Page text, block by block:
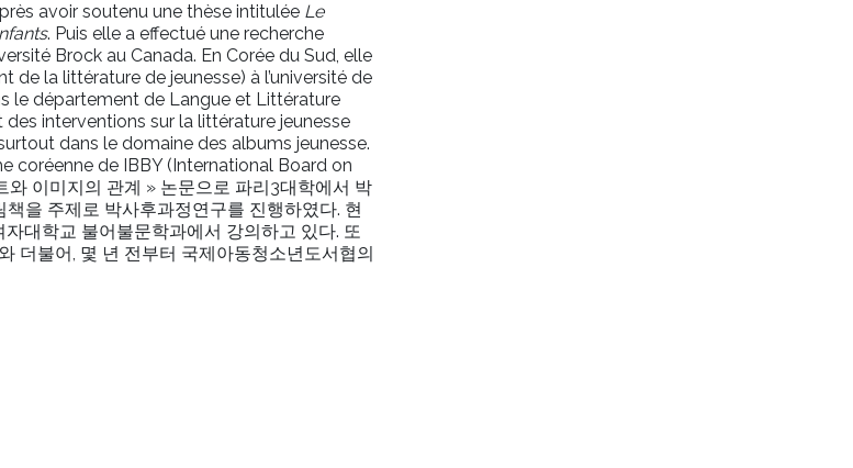
avoir soutenu une thèse intitulée Le
. Puis elle a effectué une recherche
Brock au Canada. En Corée du Sud, elle
de la littérature de jeunesse) à l’université de
le département de Langue et Littérature
interventions sur la littérature jeunesse
dans le domaine des albums jeunesse.
coréenne de IBBY (International Board on
이미지의 관계 » 논문으로 파리3대학에서 박
을 주제로 박사후과정연구를 진행하였다. 현
대학교 불어불문학과에서 강의하고 있다. 또
더불어, 몇 년 전부터 국제아동청소년도서협의